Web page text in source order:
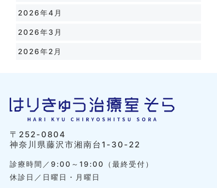
2026年4月
2026年3月
2026年2月
〒252-0804
神奈川県藤沢市湘南台1-30-22
診療時間／9:00～19:00（最終受付）
休診日／日曜日・月曜日